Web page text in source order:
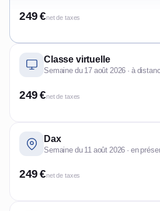
249 €net de taxes
Classe virtuelle
Semaine du 17 août 2026 · à
249 €net de taxes
Dax
Semaine du 11 août 2026 · en
249 €net de taxes